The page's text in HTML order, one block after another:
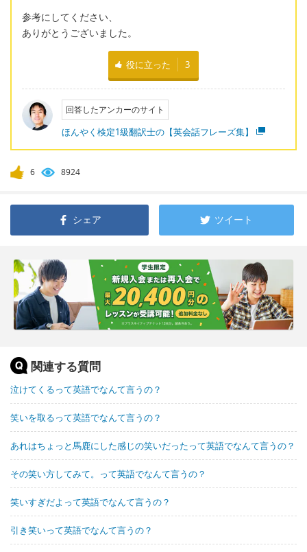
参考にしてください、
ありがとうございました。
役に立った 3
回答したアンカーのサイト
ほんやく検定1級翻訳士の【英会話フレーズ集】
6 8924
シェア ツイート
関連する質問
泣けてくるって英語でなんて言うの？
笑いを取るって英語でなんて言うの？
あれはちょっと馬鹿にした感じの笑いだったって英語でなんて言うの？
その笑い方してみて。って英語でなんて言うの？
笑いすぎだよって英語でなんて言うの？
引き笑いって英語でなんて言うの？